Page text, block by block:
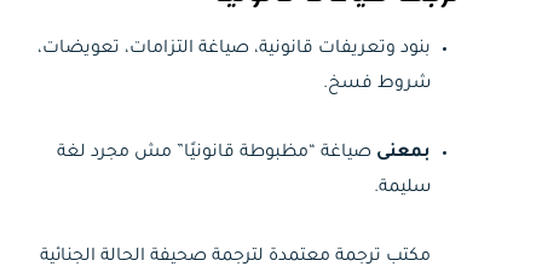
بنود وتعريفات قانونية، صياغة التزامات، تعويضات،
شروط فسخ.
بمعنى صياغة “مظبوطة قانونيًا” مش مجرد لغة
سليمة.
مكتب ترجمة معتمدة لترجمة صحيفة الحالة الجنائية